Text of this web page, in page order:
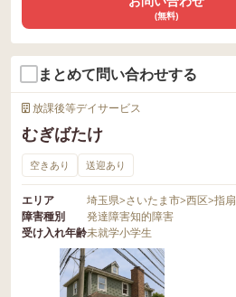
(無料)
まとめて問い合わせする
放課後等デイサービス
むぎばたけ
空きあり 送迎あり
エリア 埼玉県>さいたま市>西区>指扇
障害種別
発達障害知的障害
受け入れ年齢未就学小学生